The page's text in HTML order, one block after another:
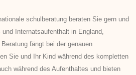
schulberatung beraten Sie gern und
Internatsaufenthalt in England,
fängt bei der genauen
Sie und Ihr Kind während des kompletten
während des Aufenthaltes und bieten